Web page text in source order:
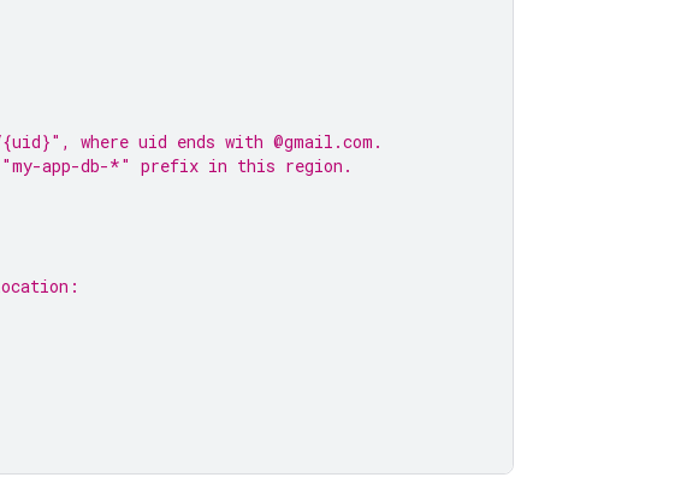
where uid ends with @gmail.com.
app-db-*" prefix in this region.